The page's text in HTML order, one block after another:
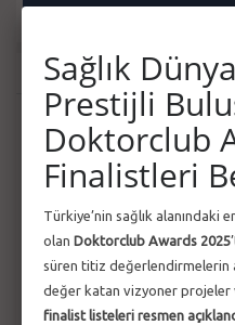
Duyurular
ŞUB
13
Önemli
Tıp
Finalde
13
Ali Osman
ŞUB Önemli
Diş
Awards’ta Finalde
Sağlık
Prestijli
Doktorclub
Finalistleri
Türkiye’nin sağlık alanındaki
olan Doktorclub Awards 2025
süren titiz değerlendirmelerin
değer katan vizyoner projeler
finalist listeleri resmen